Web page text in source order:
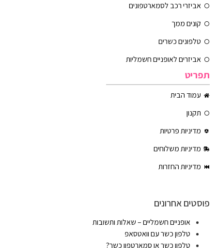
אביזרי רכב לסמארטפונים
קונים ממך
טלפונים כשרים
אביזרים לאופניים חשמליות
תפריט
עמוד הבית
תקנון
מדיניות פרטיות
מדיניות משלוחים
מדיניות החזרות
פוסטים אחרונים
אופניים חשמליים – שאלות ותשובות
טלפון כשר עם וואטסאפ
טלפון כשר או סמארטפון כשר?